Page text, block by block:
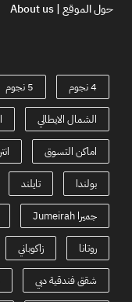
حول الموقع | About us
4 نجوم 5 نجوم
الشمال الايطالي
اماكن التسوق
بولندا تايلند
جميرا Jumeirah
روتانا زاكوباني
شقق فندقية دبي